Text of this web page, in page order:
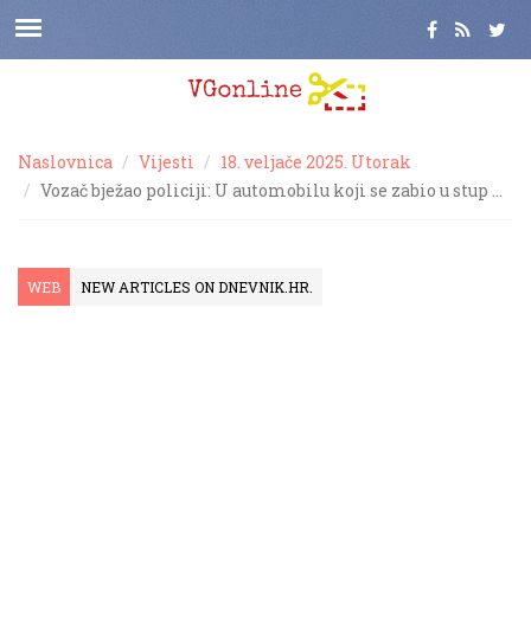
Naslovnica Vijesti
18. veljače 2025. Utorak
Vozač bježao policiji: U automobilu koji se zabio u stup …
WEB NEW ARTICLES ON DNEVNIK.HR.